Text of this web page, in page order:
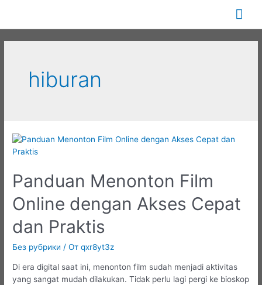
содержимому
hiburan
Panduan Menonton Film
Online dengan Akses Cepat
dan Praktis
Без рубрики / От qxr8yt3z
Di era digital saat ini, menonton film sudah menjadi aktivitas
yang sangat mudah dilakukan. Tidak perlu lagi pergi ke bioskop